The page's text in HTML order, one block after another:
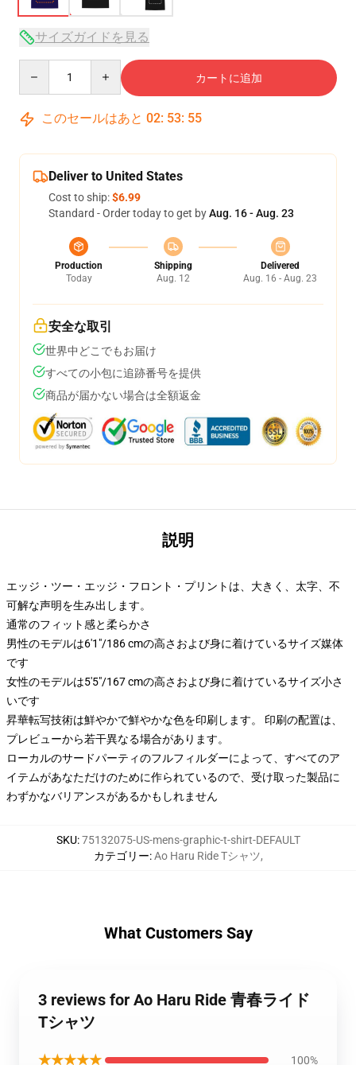
サイズガイドを見る
カートに追加
このセールはあと 02: 53: 54
Deliver to United States
Cost to ship:$6.99
Standard - Order today to get byAug. 16 - Aug. 23
Production
Today
Shipping
Aug. 12
Delivered
Aug. 16 - Aug. 23
安全な取引
世界中どこでもお届け
すべての小包に追跡番号を提供
商品が届かない場合は全額返金
説明
エッジ・ツー・エッジ・フロント・プリントは、大きく、太字、不
可解な声明を生み出します。
通常のフィット感と柔らかさ
男性のモデルは6'1"/186 cmの高さおよび身に着けているサイズ媒体
です
女性のモデルは5'5"/167 cmの高さおよび身に着けているサイズ小さ
いです
昇華転写技術は鮮やかで鮮やかな色を印刷します。 印刷の配置は、
プレビューから若干異なる場合があります。
ローカルのサードパーティのフルフィルダーによって、すべてのア
イテムがあなただけのために作られているので、受け取った製品に
わずかなバリアンスがあるかもしれません
SKU:75132075-US-mens-graphic-t-shirt-DEFAULT
カテゴリー:Ao Haru Ride Tシャツ,
What Customers Say
3 reviews for Ao Haru Ride 青春ライド
Tシャツ
★★★★★ 100%